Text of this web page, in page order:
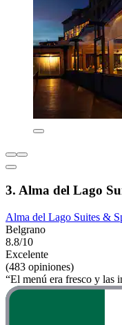
3. Alma del Lago
Alma del Lago Suites &
Belgrano
8.8/10
Excelente
(483 opiniones)
“El menú era fresco y las